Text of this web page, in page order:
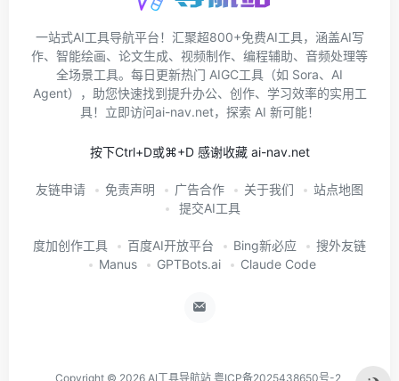
一站式AI工具导航平台！汇聚超800+免费AI工具，涵盖AI写
作、智能绘画、论文生成、视频制作、编程辅助、音频处理等
全场景工具。每日更新热门 AIGC工具（如 Sora、AI
Agent），助您快速找到提升办公、创作、学习效率的实用工
具！立即访问ai-nav.net，探索 AI 新可能！
按下Ctrl+D或⌘+D 感谢收藏 ai-nav.net
友链申请 免责声明 广告合作 关于我们
站点地图
提交AI工具
度加创作工具 百度AI开放平台 Bing新必应
搜外友链
Manus
GPTBots.ai Claude Code
Copyright © 2026 AI工具导航站 粤ICP备2025438650号-2